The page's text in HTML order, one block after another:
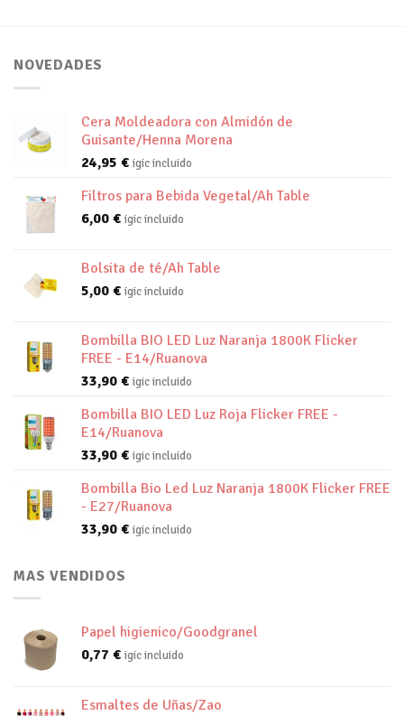
NOVEDADES
Cera Moldeadora con Almidón de
Guisante/Henna Morena
24,95 € igic incluido
Filtros para Bebida Vegetal/Ah Table
6,00 € igic incluido
Bolsita de té/Ah Table
5,00 € igic incluido
Bombilla BIO LED Luz Naranja 1800K Flicker
FREE - E14/Ruanova
33,90 € igic incluido
Bombilla BIO LED Luz Roja Flicker FREE -
E14/Ruanova
33,90 € igic incluido
Bombilla Bio Led Luz Naranja 1800K Flicker FREE
- E27/Ruanova
33,90 € igic incluido
MAS VENDIDOS
Papel higienico/Goodgranel
0,77 € igic incluido
Esmaltes de Uñas/Zao